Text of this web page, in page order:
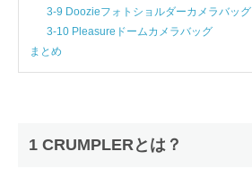
3-9 Doozieフォトショルダーカメラバッグ
3-10 Pleasureドームカメラバッグ
まとめ
1 CRUMPLERとは？